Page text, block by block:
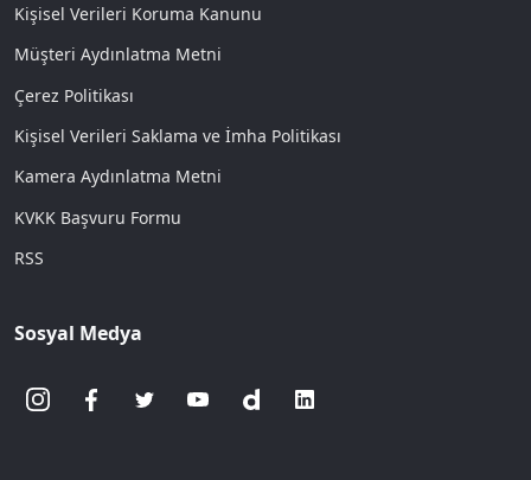
Kişisel Verileri Koruma Kanunu
Müşteri Aydınlatma Metni
Çerez Politikası
Kişisel Verileri Saklama ve İmha Politikası
Kamera Aydınlatma Metni
KVKK Başvuru Formu
RSS
Sosyal Medya